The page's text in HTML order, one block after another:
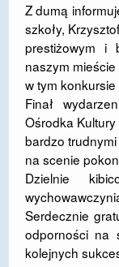
DLA
DLA
GALERIA
SPORT
DOSTĘPNOŚĆ
POLITYKA
RODO
EGZAMIN
Z dumą
szkoły,
prestiżowym i
naszym mieście
w tym
Finał
Ośrodka
bardzo
na scenie
Dzielnie
Serdecznie
odporności na
kolejnych